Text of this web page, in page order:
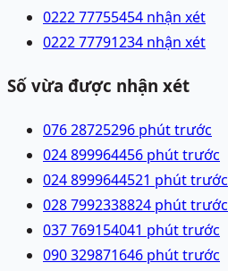
0222 77755454 nhận xét
0222 77791234 nhận xét
Số vừa được nhận xét
076 28725296 phút trước
024 899964456 phút trước
024 8999644521 phút trước
028 7992338824 phút trước
037 769154041 phút trước
090 329871646 phút trước